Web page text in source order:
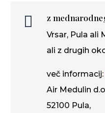
 z
Vrsar, Pula ali
ali z drugih
več informacij:
Air Medulin
52100 Pula,